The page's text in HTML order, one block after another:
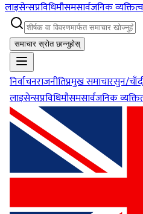
लाइसेन्सप्रविधिमौसमसार्वजनिक
समाचार स्रोत छान्नुहोस्
निर्वाचनराजनीतिप्रमुख समाचारसुन/
लाइसेन्सप्रविधिमौसमसार्वजनिक